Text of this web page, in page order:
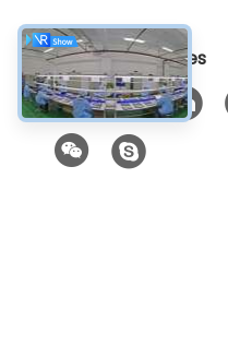
Las redes sociales